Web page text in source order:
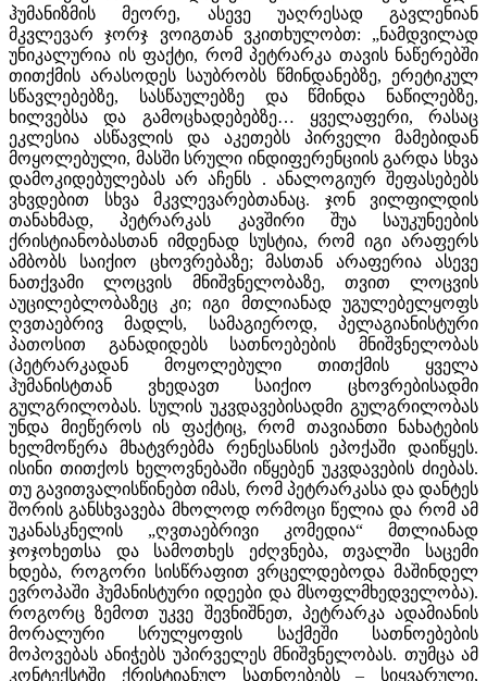
ჰუმანიზმის მეორე, ასევე უაღრესად გავლენიან
მკვლევარ ჯორჯ ვოიგთან ვკითხულობთ: „ნამდვილად
უნიკალურია ის ფაქტი, რომ პეტრარკა თავის ნაწერებში
თითქმის არასოდეს საუბრობს წმინდანებზე, ერეტიკულ
სწავლებებზე, სასწაულებზე და წმინდა ნაწილებზე,
ხილვებსა და გამოცხადებებზე… ყველაფერი, რასაც
ეკლესია ასწავლის და აკეთებს პირველი მამებიდან
მოყოლებული, მასში სრული ინდიფერენციის გარდა სხვა
დამოკიდებულებას არ აჩენს . ანალოგიურ შეფასებებს
ვხვდებით სხვა მკვლევარებთანაც. ჯონ ვილფილდის
თანახმად, პეტრარკას კავშირი შუა საუკუნეების
ქრისტიანობასთან იმდენად სუსტია, რომ იგი არაფერს
ამბობს საიქიო ცხოვრებაზე; მასთან არაფერია ასევე
ნათქვამი ლოცვის მნიშვნელობაზე, თვით ლოცვის
აუცილებლობაზეც კი; იგი მთლიანად უგულებელყოფს
ღვთაებრივ მადლს, სამაგიეროდ, პელაგიანისტური
პათოსით განადიდებს სათნოებების მნიშვნელობას
(პეტრარკადან მოყოლებული თითქმის ყველა
ჰუმანისტთან ვხედავთ საიქიო ცხოვრებისადმი
გულგრილობას. სულის უკვდავებისადმი გულგრილობას
უნდა მიეწეროს ის ფაქტიც, რომ თავიანთი ნახატების
ხელმოწერა მხატვრებმა რენესანსის ეპოქაში დაიწყეს.
ისინი თითქოს ხელოვნებაში იწყებენ უკვდავების ძიებას.
თუ გავითვალისწინებთ იმას, რომ პეტრარკასა და დანტეს
შორის განსხვავება მხოლოდ ორმოცი წელია და რომ ამ
უკანასკნელის „ღვთაებრივი კომედია“ მთლიანად
ჯოჯოხეთსა და სამოთხეს ეძღვნება, თვალში საცემი
ხდება, როგორი სისწრაფით ვრცელდებოდა მაშინდელ
ევროპაში ჰუმანისტური იდეები და მსოფლმხედველობა).
როგორც ზემოთ უკვე შევნიშნეთ, პეტრარკა ადამიანის
მორალური სრულყოფის საქმეში სათნოებების
მოპოვებას ანიჭებს უპირველეს მნიშვნელობას. თუმცა ამ
კონტექსტში ქრისტიანულ სათნოებებს – სიყვარული,